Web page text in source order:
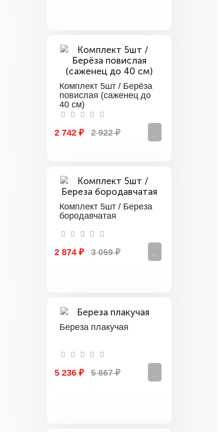
Комплект 5шт / Берёза
повислая (саженец до
40 см)
2 742 ₽ 2 922 ₽
Комплект 5шт / Береза
бородавчатая
2 874 ₽ 3 059 ₽
Береза плакучая
5 236 ₽ 5 667 ₽